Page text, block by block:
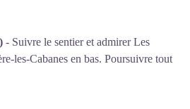
- Suivre le sentier et admirer Les
les-Cabanes en bas. Poursuivre tout